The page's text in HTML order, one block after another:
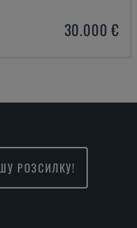
30.000 €
РОЗСИЛКУ!